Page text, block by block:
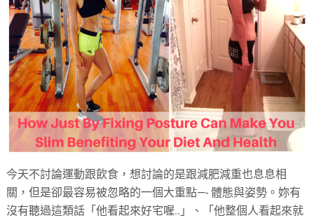
今天不討論運動跟飲食，想討論的是跟減肥減重也息息相
關，但是卻最容易被忽略的一個大重點—- 體態與姿勢。妳有
沒有聽過這類話「他看起來好宅喔..」、「他整個人看起來就